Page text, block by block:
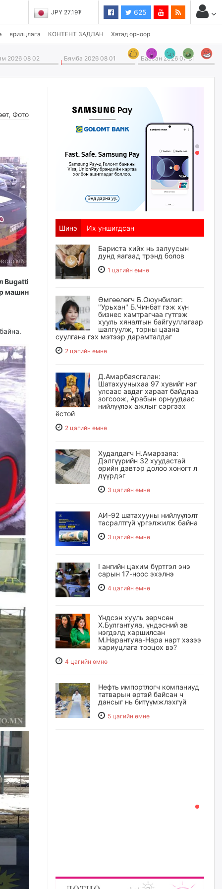
CHF 3,824.26₮ 625
ярилцлага КОНТЕНТ ЗАДЛАН Хятад орноор
2026 08 02 Бямба 2026 08 01 Баасан 2026 07 31
, Фото
Bugatti
машин
Шинэ Их уншигдсан
Бариста хийх нь залуусын
дунд яагаад трэнд болов
1 цагийн өмнө
Өмгөөлөгч Б.Оюунбилэг:
"Урьхан" Б.Чинбат гэж хүн
бизнес хамтрагчаа гүтгэж
хууль хяналтын байгууллагаар
шалгуулж, торны цаана
суулгана гэх мэтээр дарамталдаг
2 цагийн өмнө
Д.Амарбаясгалан:
Шатахууныхаа 97 хувийг нэг
улсаас авдаг хараат байдлаа
зогсоож, Арабын орнуудаас
нийлүүлэх ажлыг сэргээх
ёстой
2 цагийн өмнө
Худалдагч Н.Амарзаяа:
Дэлгүүрийн 32 хуудастай
өрийн дэвтэр долоо хоногт л
дүүрдэг
3 цагийн өмнө
АИ-92 шатахууны нийлүүлэлт
тасралтгүй үргэлжилж байна
3 цагийн өмнө
I ангийн цахим бүртгэл энэ
сарын 17-ноос эхэлнэ
4 цагийн өмнө
Үндсэн хууль зөрчсөн
Х.Булгантуяа, үндэсний эв
нэгдэлд харшилсан
М.Нарантуяа-Нара нарт хэзээ
хариуцлага тооцох вэ?
4 цагийн өмнө
Нефть импортлогч компаниуд
татварын өртэй байсан ч
дансыг нь битүүмжлэхгүй
5 цагийн өмнө
А.Ариунзаяа: Хүний нэр төрийг
Улс өр төлсөөр байна